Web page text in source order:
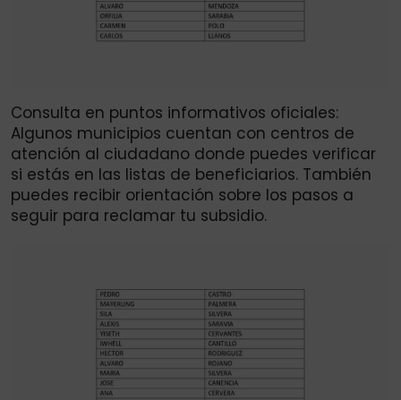
Consulta en puntos informativos oficiales:
Algunos municipios cuentan con centros de
atención al ciudadano donde puedes verificar
si estás en las listas de beneficiarios. También
puedes recibir orientación sobre los pasos a
seguir para reclamar tu subsidio.